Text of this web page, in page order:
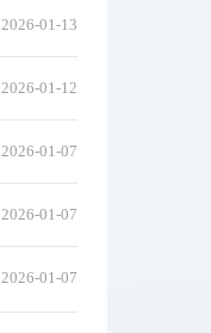
2026-01-13
2026-01-12
2026-01-07
2026-01-07
2026-01-07